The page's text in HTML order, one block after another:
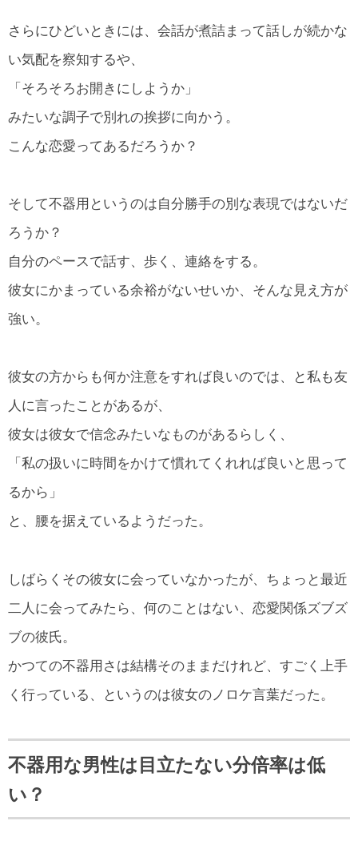
さらにひどいときには、会話が煮詰まって話しが続かな
い気配を察知するや、
「そろそろお開きにしようか」
みたいな調子で別れの挨拶に向かう。
こんな恋愛ってあるだろうか？
そして不器用というのは自分勝手の別な表現ではないだ
ろうか？
自分のペースで話す、歩く、連絡をする。
彼女にかまっている余裕がないせいか、そんな見え方が
強い。
彼女の方からも何か注意をすれば良いのでは、と私も友
人に言ったことがあるが、
彼女は彼女で信念みたいなものがあるらしく、
「私の扱いに時間をかけて慣れてくれれば良いと思って
るから」
と、腰を据えているようだった。
しばらくその彼女に会っていなかったが、ちょっと最近
二人に会ってみたら、何のことはない、恋愛関係ズブズ
ブの彼氏。
かつての不器用さは結構そのままだけれど、すごく上手
く行っている、というのは彼女のノロケ言葉だった。
不器用な男性は目立たない分倍率は低
い？